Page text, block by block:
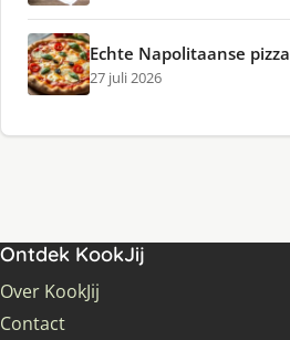
Echte Napolitaanse pizza
27 juli 2026
Ontdek KookJij
Over KookJij
Contact